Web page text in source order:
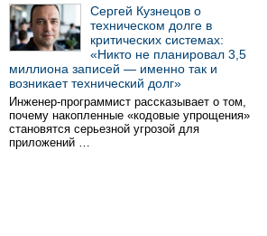
Сергей Кузнецов о
техническом долге в
критических системах:
«Никто не планировал 3,5
миллиона записей — именно так и
возникает технический долг»
Инженер-программист рассказывает о том,
почему накопленные «кодовые упрощения»
становятся серьезной угрозой для
приложений …